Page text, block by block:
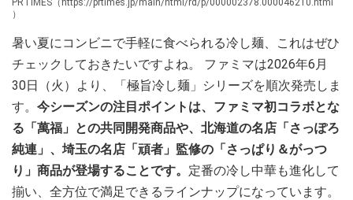
）
暑い夏にコンビニで手軽に食べられる冷し麺、これはぜひ
チェックしておきたいですよね。 ファミマは2026年6月
30日（火）より、「極旨冷し麺」シリーズを順次発売しま
す。 今シーズンの注目ポイントは、ファミマ初コラボとな
る「萬福」との共同開発商品や、北海道の名店「さっぽろ
純連」、埼玉の名店「頑者」監修の「さっぱり＆がっつ
り」商品が登場することです。 定番の冷し中華も進化して
揃い、全方位で満足できるラインナップになっています。